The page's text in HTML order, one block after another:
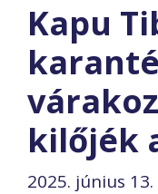
Kapu
kilőjék
2025. június 13.